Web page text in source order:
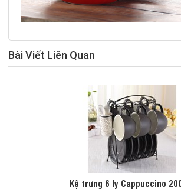
Bài Viết Liên Quan
Kệ trưng 6 ly Cappuccino